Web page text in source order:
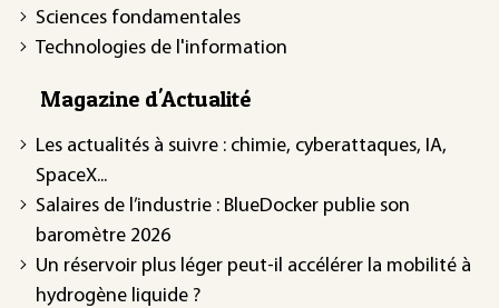
Sciences fondamentales
Technologies de l'information
Magazine d'Actualité
Les actualités à suivre : chimie, cyberattaques, IA,
SpaceX...
Salaires de l’industrie : BlueDocker publie son
baromètre 2026
Un réservoir plus léger peut-il accélérer la mobilité à
hydrogène liquide ?